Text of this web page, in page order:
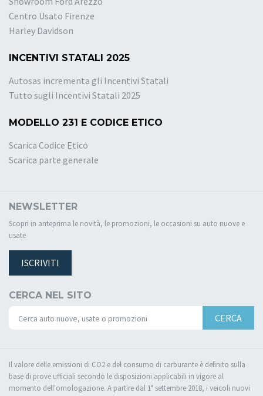
Centro Usato Firenze
Harley Davidson
INCENTIVI STATALI 2025
Autosas incrementa gli Incentivi Statali
Tutto sugli Incentivi Statali 2025
MODELLO 231 E CODICE ETICO
Scarica Codice Etico
Scarica parte generale
NEWSLETTER
Scopri in anteprima le novità, le promozioni, le occasioni su auto nuove e
usate
ISCRIVITI
CERCA NEL SITO
CERCA
Il valore delle emissioni di CO2 e del consumo di carburante è definito sulla
base di prove ufficiali secondo le disposizioni applicabili in vigore al
momento dell'omologazione. A partire dal 1° settembre 2018, i veicoli nuovi